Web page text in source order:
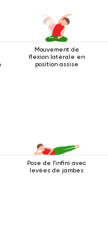
Mouvement de
flexion latérale en
position assise
Pose de l'infini avec
levées de jambes